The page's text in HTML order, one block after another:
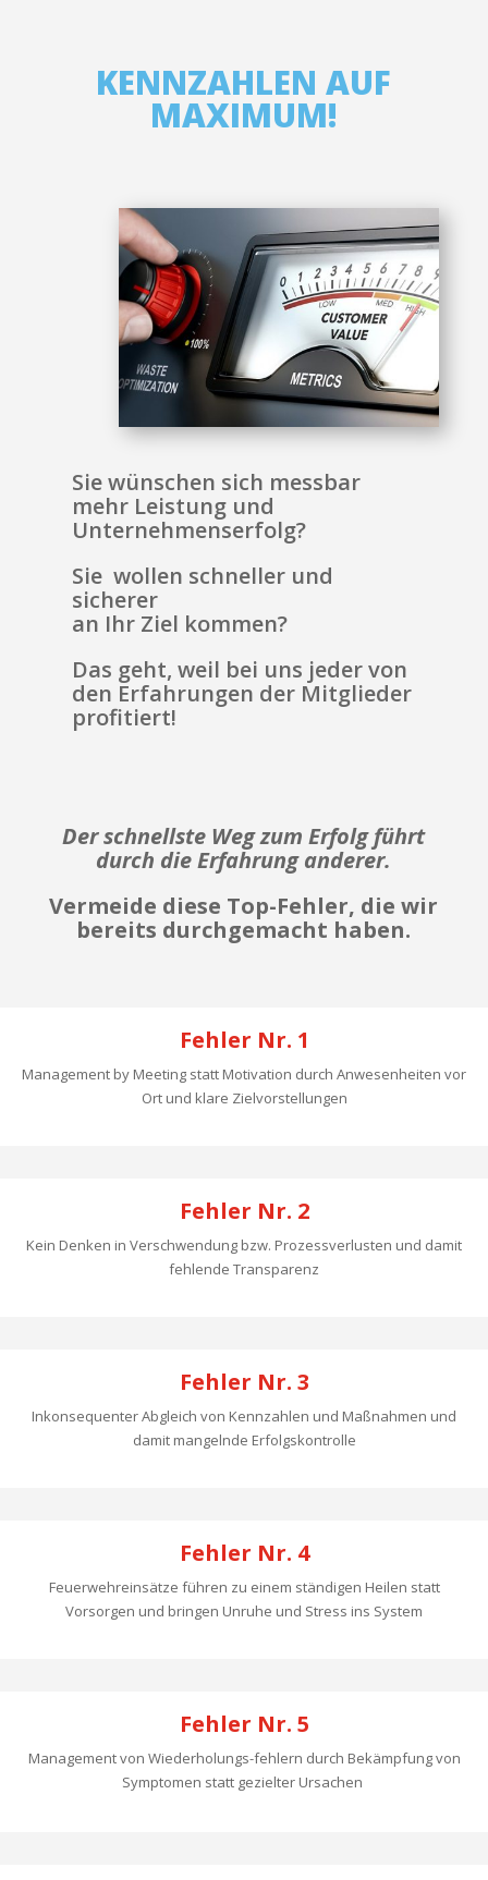
KENNZAHLEN AUF
MAXIMUM!
Sie wünschen sich messbar
mehr Leistung und
Unternehmenserfolg?
Sie wollen schneller und
sicherer
an Ihr Ziel kommen?
Das geht, weil bei uns jeder von
den Erfahrungen der Mitglieder
profitiert!
Der schnellste Weg zum Erfolg führt
durch die Erfahrung anderer.
Vermeide diese Top-Fehler, die wir
bereits durchgemacht haben.
Fehler Nr. 1
Management by Meeting statt Motivation durch Anwesenheiten vor
Ort und klare Zielvorstellungen
Fehler Nr. 2
Kein Denken in Verschwendung bzw. Prozessverlusten und damit
fehlende Transparenz
Fehler Nr. 3
Inkonsequenter Abgleich von Kennzahlen und Maßnahmen und
damit mangelnde Erfolgskontrolle
Fehler Nr. 4
Feuerwehreinsätze führen zu einem ständigen Heilen statt
Vorsorgen und bringen Unruhe und Stress ins System
Fehler Nr. 5
Management von Wiederholungs-fehlern durch Bekämpfung von
Symptomen statt gezielter Ursachen